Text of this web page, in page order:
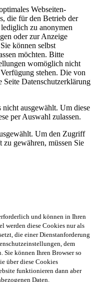
Webseiten-
die für den Betrieb der
zu anonymen
oder zur Anzeige
können selbst
möchten. Bitte
womöglich nicht
stehen. Die von
Datenschutzerklärung
nicht ausgewählt. Um diese
per Auswahl zulassen.
Um den Zugriff
zu gewähren, müssen Sie
und können in Ihren
werden diese Cookies nur als
die einer Dienstanforderung
dem
Sie können Ihren Browser so
über diese Cookies
funktionieren dann aber
Daten.